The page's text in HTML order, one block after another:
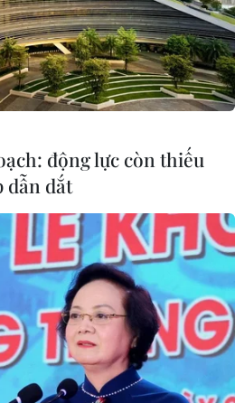
động lực còn thiếu
dẫn dắt